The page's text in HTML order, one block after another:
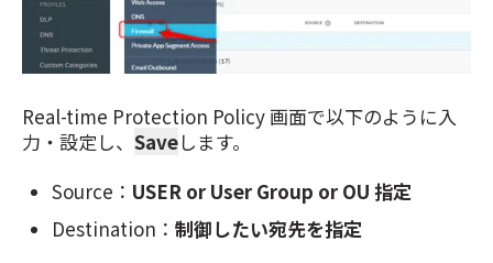
Real-time Protection Policy 画面で以下のように入
力・設定し、 Saveします。
Source： USER or User Group or OU 指定
Destination：制御したい宛先を指定